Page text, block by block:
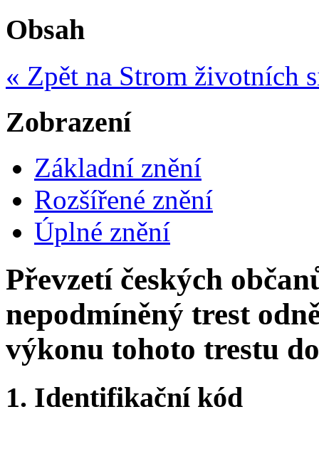
Obsah
« Zpět na Strom životních
Zobrazení
Základní znění
Rozšířené znění
Úplné znění
Převzetí českých
nepodmíněný trest
výkonu tohoto trestu
1. Identifikační kód